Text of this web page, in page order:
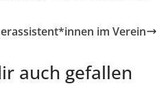
im Verein
auch gefallen